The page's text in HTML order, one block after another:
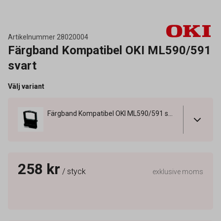
Artikelnummer 28020004
Färgband Kompatibel OKI ML590/591
svart
Välj variant
258 kr / styck exklusive moms